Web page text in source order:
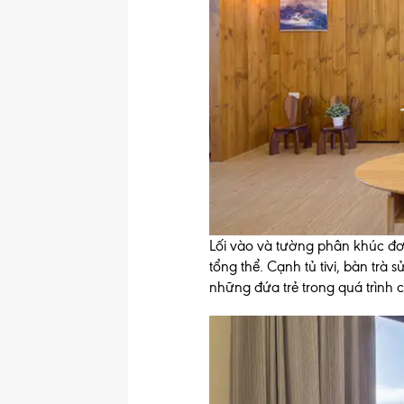
Lối vào và tường phân khúc
tổng thể. Cạnh tủ tivi, bàn trà
những đứa trẻ trong quá trình